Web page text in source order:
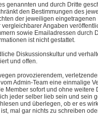
genannten und durch Dritte
den Bestimmungen des
der jeweiligen eingetragenen
Angaben
sowie Emailadressen durch
ist nicht gestattet.
Diskussionskultur und
und offen.
provozierendem,
Admin-Team eine einmalige
Member sofort und ohne weitere
jeder selber lieb sein und sein
und überlegen, ob er es
mal gar nichts zu schreiben